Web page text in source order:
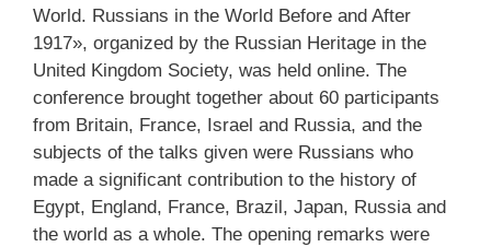
World. Russians in the World Before and After
1917», organized by the Russian Heritage in the
United Kingdom Society, was held online. The
conference brought together about 60 participants
from Britain, France, Israel and Russia, and the
subjects of the talks given were Russians who
made a significant contribution to the history of
Egypt, England, France, Brazil, Japan, Russia and
the world as a whole. The opening remarks were